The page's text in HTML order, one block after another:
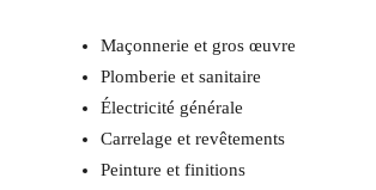
Maçonnerie et gros œuvre
Plomberie et sanitaire
Électricité générale
Carrelage et revêtements
Peinture et finitions